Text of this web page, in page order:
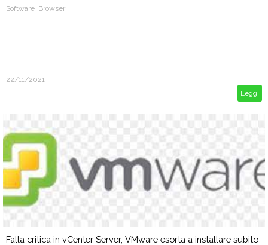
Software_Browser
22/11/2021
Leggi
Falla critica in vCenter Server, VMware esorta a installare subito